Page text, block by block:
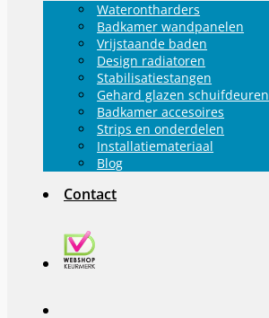
Waterontharders
Badkamer wandpanelen
Vrijstaande baden
Design radiatoren
Stabilisatiestangen
Gehard glazen schuifdeuren
Badkamer accesoires
Strips en onderdelen
Installatiemateriaal
Blog
Contact